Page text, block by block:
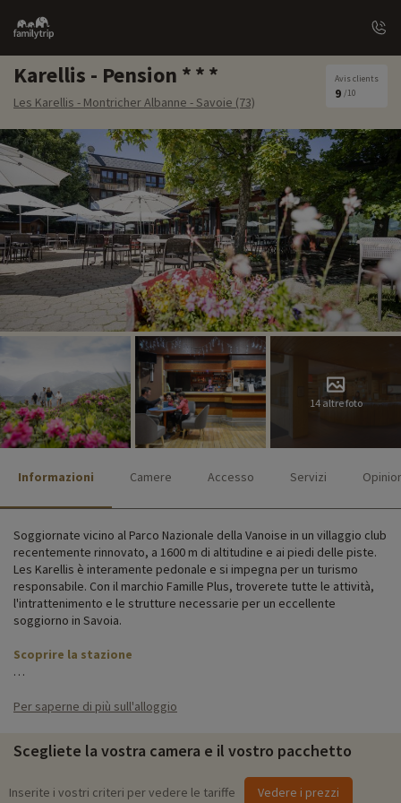
Family
trip
Karellis - Pension
Les Karellis - Montricher Albanne - Savoie (73)
Avis clients
9 /10
14 altre foto
Informazioni Camere Accesso Servizi
Soggiornate vicino al Parco Nazionale della Vanoise in un villaggio club
recentemente rinnovato, a 1600 m di altitudine e ai piedi delle piste.
Les Karellis è interamente pedonale e si impegna per un turismo
responsabile. Con il marchio Famille Plus, troverete tutte le attività,
l'intrattenimento e le strutture necessarie per un eccellente
soggiorno in Savoia.
Scoprire la stazione
terrazza con vista sulle montagne, l'accesso alla piscina del resort,
sci!
L'architettura savoiarda e l'atmosfera calorosa del club del villaggio
Per saperne di più sull'alloggio
Scegliete la vostra camera e il vostro pacchetto
Inserite i vostri criteri per vedere le tariffe Vedere i prezzi